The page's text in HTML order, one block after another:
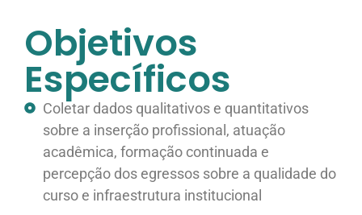
Objetivos
Específicos
Coletar dados qualitativos e quantitativos
sobre a inserção profissional, atuação
acadêmica, formação continuada e
percepção dos egressos sobre a qualidade do
curso e infraestrutura institucional